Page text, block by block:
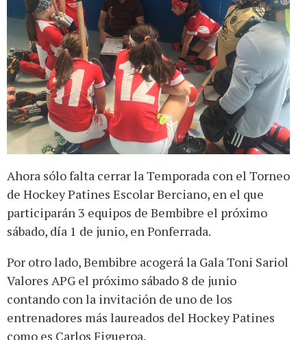
Ahora sólo falta cerrar la Temporada con el Torneo
de Hockey Patines Escolar Berciano, en el que
participarán 3 equipos de Bembibre el próximo
sábado, día 1 de junio, en Ponferrada.
Por otro lado, Bembibre acogerá la Gala Toni Sariol
Valores APG el próximo sábado 8 de junio
contando con la invitación de uno de los
entrenadores más laureados del Hockey Patines
como es Carlos Figueroa.